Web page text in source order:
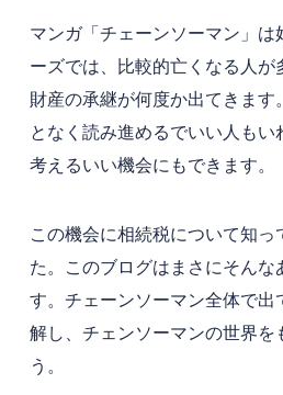
マンガ「チェーンソーマン」は
ーズでは、比較的亡くなる人が
財産の承継が何度か出てきます
となく読み進めるでいい人もい
考えるいい機会にもできます。
この機会に相続税について知
た。このブログはまさにそんな
す。チェーンソーマン全体で出
解し、チェンソーマンの世界を
う。